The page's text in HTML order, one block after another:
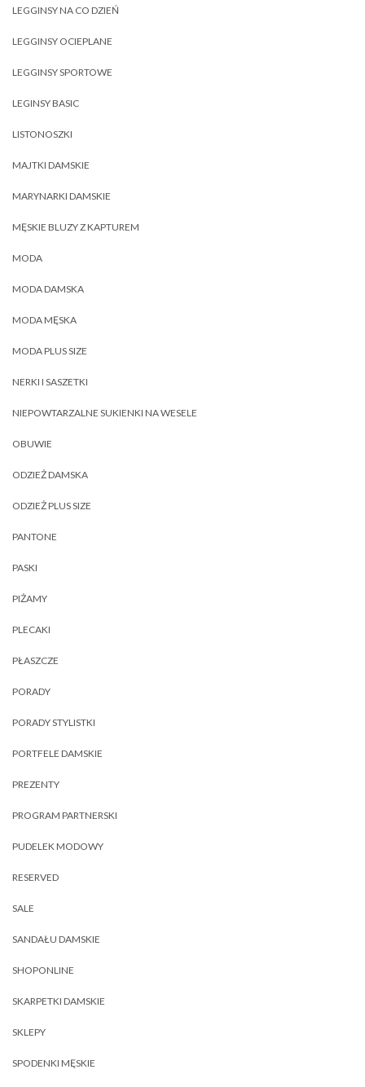
LEGGINSY NA CO DZIEŃ
LEGGINSY OCIEPLANE
LEGGINSY SPORTOWE
LEGINSY BASIC
LISTONOSZKI
MAJTKI DAMSKIE
MARYNARKI DAMSKIE
MĘSKIE BLUZY Z KAPTUREM
MODA
MODA DAMSKA
MODA MĘSKA
MODA PLUS SIZE
NERKI I SASZETKI
NIEPOWTARZALNE SUKIENKI NA WESELE
OBUWIE
ODZIEŻ DAMSKA
ODZIEŻ PLUS SIZE
PANTONE
PASKI
PIŻAMY
PLECAKI
PŁASZCZE
PORADY
PORADY STYLISTKI
PORTFELE DAMSKIE
PREZENTY
PROGRAM PARTNERSKI
PUDELEK MODOWY
RESERVED
SALE
SANDAŁU DAMSKIE
SHOPONLINE
SKARPETKI DAMSKIE
SKLEPY
SPODENKI MĘSKIE